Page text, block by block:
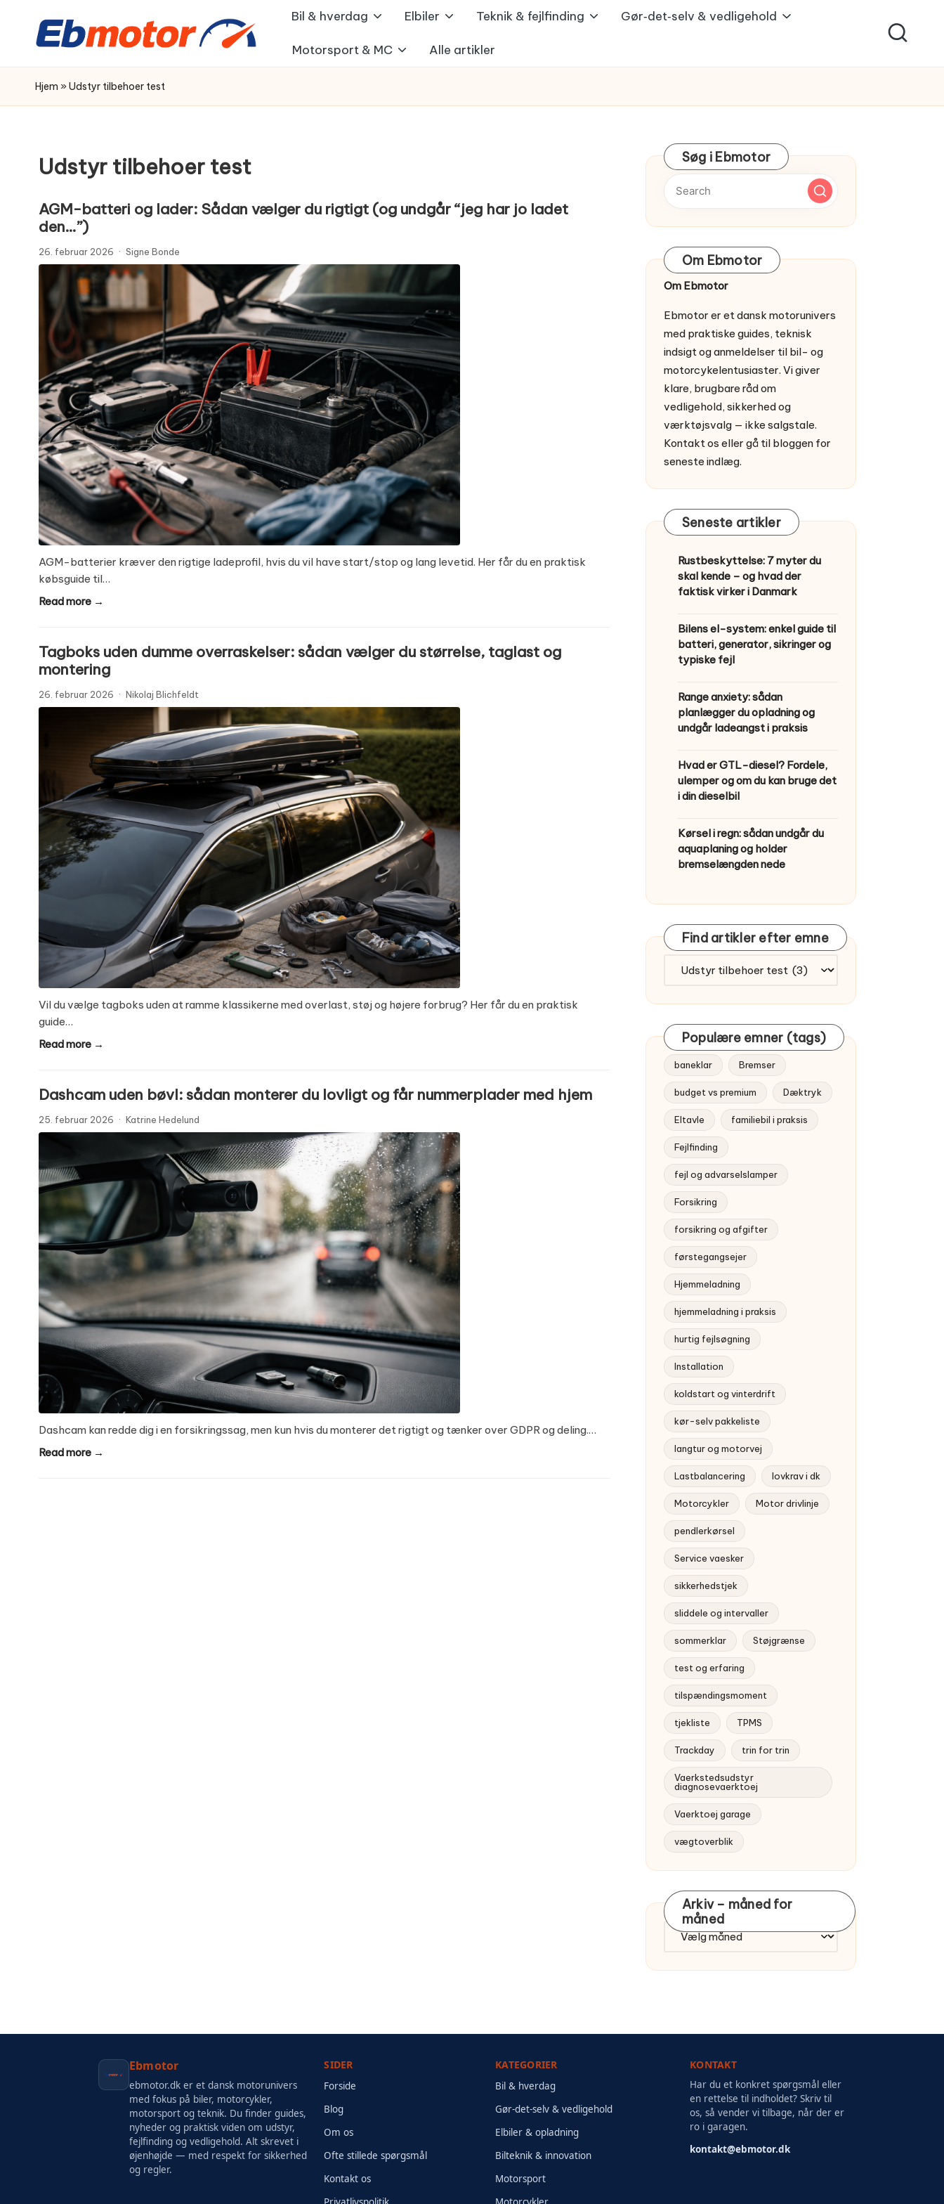
Bil & hverdag Elbiler Teknik & fejlfinding Gør‑det‑selv & vedligehold
Motorsport & MC Alle artikler
Hjem » Udstyr tilbehoer test
Udstyr tilbehoer test
AGM-batteri og lader: Sådan vælger du rigtigt (og undgår “jeg har jo ladet
den…”)
26. februar 2026 · Signe Bonde
AGM-batterier kræver den rigtige ladeprofil, hvis du vil have start/stop og lang levetid. Her får du en praktisk
købsguide til…
Read more →
Tagboks uden dumme overraskelser: sådan vælger du størrelse, taglast og
montering
26. februar 2026 · Nikolaj Blichfeldt
Vil du vælge tagboks uden at ramme klassikerne med overlast, støj og højere forbrug? Her får du en praktisk
guide…
Read more →
Dashcam uden bøvl: sådan monterer du lovligt og får nummerplader med hjem
25. februar 2026 · Katrine Hedelund
Dashcam kan redde dig i en forsikringssag, men kun hvis du monterer det rigtigt og tænker over GDPR og deling.…
Read more →
Søg i Ebmotor
Om Ebmotor
Om Ebmotor
Ebmotor er et dansk motorunivers
med praktiske guides, teknisk
indsigt og anmeldelser til bil- og
motorcykelentusiaster. Vi giver
klare, brugbare råd om
vedligehold, sikkerhed og
værktøjsvalg — ikke salgstale.
Kontakt os eller gå til bloggenfor
seneste indlæg.
Seneste artikler
Rustbeskyttelse: 7 myter du
skal kende – og hvad der
faktisk virker i Danmark
Bilens el-system: enkel guide til
batteri, generator, sikringer og
typiske fejl
Range anxiety: sådan
planlægger du opladning og
undgår ladeangst i praksis
Hvad er GTL-diesel? Fordele,
ulemper og om du kan bruge det
i din dieselbil
Kørsel i regn: sådan undgår du
aquaplaning og holder
bremselængden nede
Find artikler efter emne
Populære emner (tags)
baneklar Bremser
budget vs premium Dæktryk
Eltavle familiebil i praksis
Fejlfinding
fejl og advarselslamper
Forsikring
forsikring og afgifter
førstegangsejer
Hjemmeladning
hjemmeladning i praksis
hurtig fejlsøgning
Installation
koldstart og vinterdrift
kør-selv pakkeliste
langtur og motorvej
Lastbalancering lovkrav i dk
Motorcykler Motor drivlinje
pendlerkørsel
Service vaesker
sikkerhedstjek
sliddele og intervaller
sommerklar Støjgrænse
test og erfaring
tilspændingsmoment
tjekliste TPMS
Trackday trin for trin
Vaerkstedsudstyr
diagnosevaerktoej
Vaerktoej garage
vægtoverblik
Arkiv – måned for
måned
Arkiv
Ebmotor
ebmotor.dk er et dansk motorunivers
med fokus på biler, motorcykler,
motorsport og teknik. Du finder guides,
nyheder og praktisk viden om udstyr,
fejlfinding og vedligehold. Alt skrevet i
øjenhøjde — med respekt for sikkerhed
og regler.
SIDER
Forside
Blog
Om os
Ofte stillede spørgsmål
Kontakt os
KATEGORIER
Bil & hverdag
Gør-det-selv & vedligehold
Elbiler & opladning
Bilteknik & innovation
Motorsport
KONTAKT
Har du et konkret spørgsmål eller
en rettelse til indholdet? Skriv til
os, så vender vi tilbage, når der er
ro i garagen.
kontakt@ebmotor.dk